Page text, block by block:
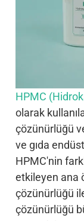
HPMC
olarak
çözünürlüğü
ve gıda
HPMC'nin
etkileyen ana
çözünürlüğü
çözünürlüğü